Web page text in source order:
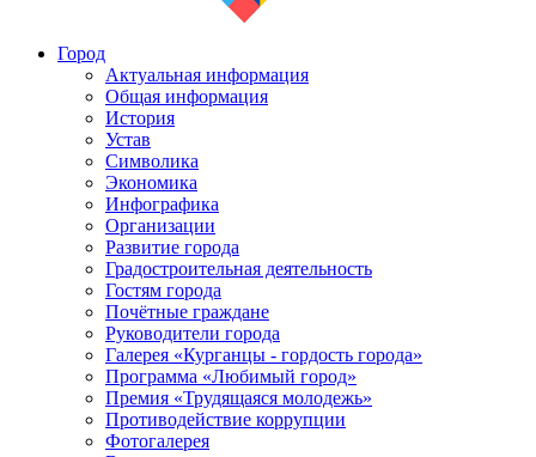
Город
Актуальная информация
Общая информация
История
Устав
Символика
Экономика
Инфографика
Организации
Развитие города
Градостроительная деятельность
Гостям города
Почётные граждане
Руководители города
Галерея «Курганцы - гордость города»
Программа «Любимый город»
Премия «Трудящаяся молодежь»
Противодействие коррупции
Фотогалерея